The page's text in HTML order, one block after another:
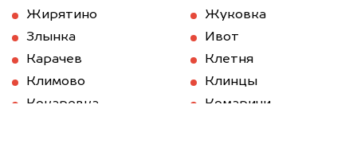
Жирятино
Жуковка
Злынка
Ивот
Карачев
Клетня
Климово
Клинцы
Кокаревка
Комаричи